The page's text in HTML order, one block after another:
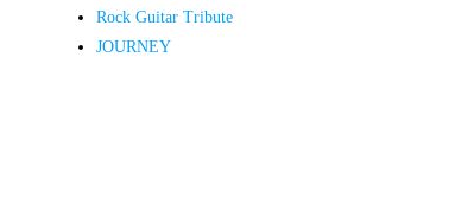
Rock Guitar Tribute
JOURNEY